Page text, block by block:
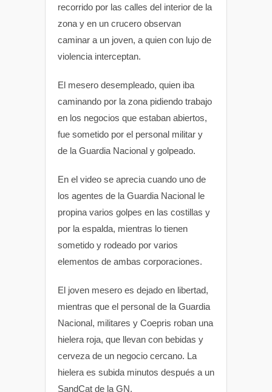
recorrido por las calles del interior de la
zona y en un crucero observan
caminar a un joven, a quien con lujo de
violencia interceptan.
El mesero desempleado, quien iba
caminando por la zona pidiendo trabajo
en los negocios que estaban abiertos,
fue sometido por el personal militar y
de la Guardia Nacional y golpeado.
En el video se aprecia cuando uno de
los agentes de la Guardia Nacional le
propina varios golpes en las costillas y
por la espalda, mientras lo tienen
sometido y rodeado por varios
elementos de ambas corporaciones.
El joven mesero es dejado en libertad,
mientras que el personal de la Guardia
Nacional, militares y Coepris roban una
hielera roja, que llevan con bebidas y
cerveza de un negocio cercano. La
hielera es subida minutos después a un
SandCat de la GN.